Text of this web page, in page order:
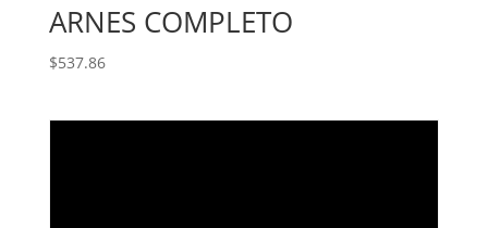
ARNES COMPLETO
$537.86